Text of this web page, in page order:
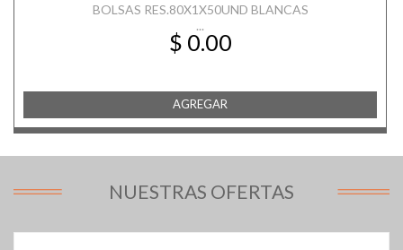
BOLSAS RES.80X1X50UND BLANCAS
...
$ 0.00
AGREGAR
NUESTRAS OFERTAS